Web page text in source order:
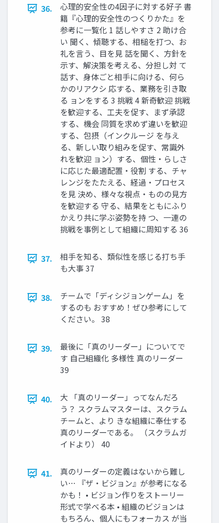
36.
心理的安全性の4因子に対する好子 書
籍『心理的安全性のつくりかた』を
参考に一覧化 1 話しやすさ 2 助け合
い 聞く、傾聴する、相槌を打つ、お
礼を言う、目を見 話を聞く、方針を
示す、解決策を考える、分担し対 て
話す、身体ごと相手に向ける、何ら
かのリアクシ 応する、業務を引き取
る ョンをする 3 挑戦 4 新奇歓迎 挑戦
を歓迎する、工夫を促す、まず承認
する、機会 同質を求めず違いを歓迎
する、包摂（インクルージ を与え
る、新しい取り組みを促す、常識外
れを歓迎 ョン）する、個性・らしさ
に応じた最適配置・役割 する、チャ
レンジをたたえる、経過・プロセス
を見 決め、様々な視点・ものの見方
を歓迎する 守る、結果をともにふり
かえり共に学ぶ姿勢を持 つ、一連の
挑戦を事例として組織に周知する 36
37.
相手を知る、類似性を感じる打ち手
も大事 37
38.
チームで「ディシジョンゲーム」を
するのも おすすめ！ぜひ参考にして
ください。 38
39.
最後に「真のリーダー」についてで
す 自己組織化 多様性 真のリーダー
39
40.
⼤ 「真のリーダー」ってなんだろ
う？ スクラムマスターは、スクラム
チームと、より きな組織に奉仕する
真のリーダーである。 （スクラムガ
イドより） 40
41.
真のリーダーの定義はないから難し
い… 『ザ・ビジョン』が参考になる
かも！ • ビジョン作りをストーリー
形式で学べる本 • 組織のビジョンは
もちろん、個人にもフォーカス が当